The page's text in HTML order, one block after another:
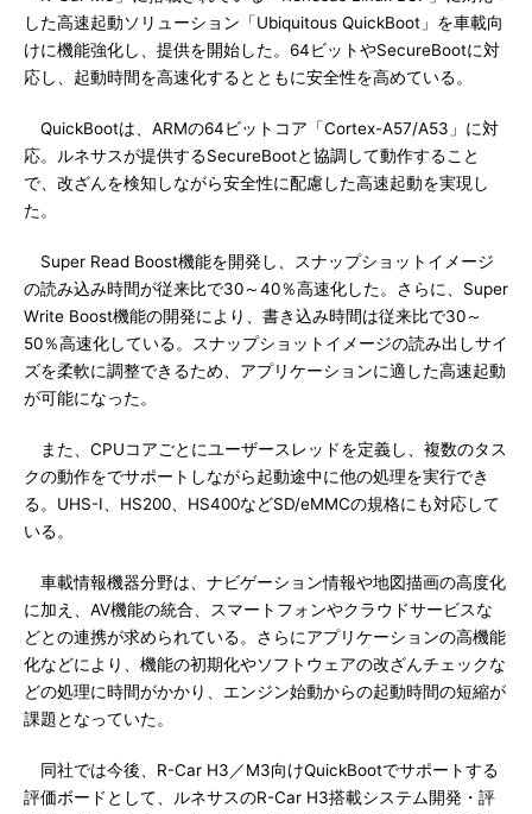
した高速起動ソリューション「Ubiquitous QuickBoot」を車載向
けに機能強化し、提供を開始した。64ビットやSecureBootに対
応し、起動時間を高速化するとともに安全性を高めている。
QuickBootは、ARMの64ビットコア「Cortex-A57/A53」に対
応。ルネサスが提供するSecureBootと協調して動作すること
で、改ざんを検知しながら安全性に配慮した高速起動を実現し
た。
Super Read Boost機能を開発し、スナップショットイメージ
の読み込み時間が従来比で30～40％高速化した。さらに、Super
Write Boost機能の開発により、書き込み時間は従来比で30～
50％高速化している。スナップショットイメージの読み出しサイ
ズを柔軟に調整できるため、アプリケーションに適した高速起動
が可能になった。
また、CPUコアごとにユーザースレッドを定義し、複数のタス
クの動作をでサポートしながら起動途中に他の処理を実行でき
る。UHS-I、HS200、HS400などSD/eMMCの規格にも対応して
いる。
車載情報機器分野は、ナビゲーション情報や地図描画の高度化
に加え、AV機能の統合、スマートフォンやクラウドサービスな
どとの連携が求められている。さらにアプリケーションの高機能
化などにより、機能の初期化やソフトウェアの改ざんチェックな
どの処理に時間がかかり、エンジン始動からの起動時間の短縮が
課題となっていた。
同社では今後、R-Car H3／M3向けQuickBootでサポートする
評価ボードとして、ルネサスのR-Car H3搭載システム開発・評